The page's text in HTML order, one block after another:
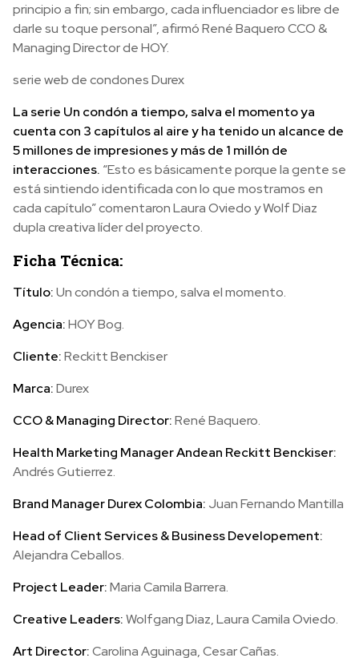
principio a fin; sin embargo, cada influenciador es libre de
darle su toque personal”, afirmó René Baquero CCO &
Managing Director de HOY.
serie web de condones Durex
La serie Un condón a tiempo, salva el momento ya
cuenta con 3 capítulos al aire y ha tenido un alcance de
5 millones de impresiones y más de 1 millón de
interacciones. “Esto es básicamente porque la gente se
está sintiendo identificada con lo que mostramos en
cada capítulo” comentaron Laura Oviedo y Wolf Diaz
dupla creativa líder del proyecto.
Ficha Técnica:
Título:Un condón a tiempo, salva el momento.
Agencia:HOY Bog.
Cliente:Reckitt Benckiser
Marca:Durex
CCO & Managing Director:René Baquero.
Health Marketing Manager Andean Reckitt Benckiser:
Andrés Gutierrez.
Brand Manager Durex Colombia: Juan Fernando Mantilla
Head of Client Services & Business Developement:
Alejandra Ceballos.
Project Leader:Maria Camila Barrera.
Creative Leaders:Wolfgang Diaz, Laura Camila Oviedo.
Art Director:Carolina Aguinaga, Cesar Cañas.